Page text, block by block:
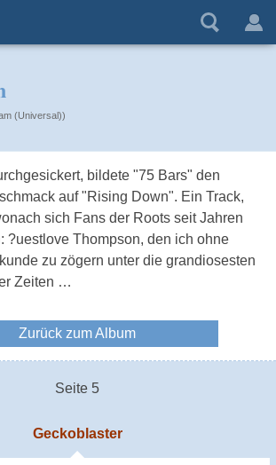
(Universal))
bildete "75 Bars" den
auf "Rising Down". Ein Track,
sich Fans der Roots seit Jahren
?uestlove Thompson, den ich ohne
zu zögern unter die grandiosesten
Zeiten …
Zurück zum Album
Seite 5
Geckoblaster